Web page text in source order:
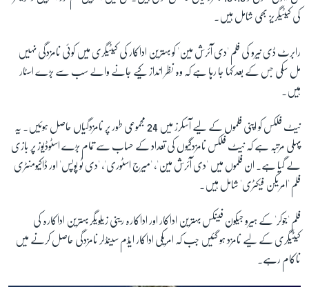
کی کیٹیگریز بھی شامل ہیں۔
رابرٹ ڈی نیرو کی فلم 'دی آئرش مین' کو بہترین اداکار کی کیٹیگری میں کوئی نامزدگی نہیں
مل سکی جس کے بعد کہا جا رہا ہے کہ وہ نظر انداز کیے جانے والے سب سے بڑے اسٹار
ہیں۔
نیٹ فلکس کو اپنی فلموں کے لیے آسکرز میں 24 مجموعی طور پر نامزدگیاں حاصل ہوئیں۔ یہ
پہلی مرتبہ ہے کہ نیٹ فلکس نامزدگیوں کی تعداد کے حساب سے تمام بڑے اسٹوڈیوز پر بازی
لے گیا ہے۔ ان فلموں میں 'دی آئرش مین'، 'میرج اسٹوری'، 'دی ٹو پوپس' اور ڈاکیومنٹری
فلم 'امریکن فیکٹری' شامل ہیں۔
فلم 'جوکر' کے ہیرو جیکون فینکس بہترین اداکار اور اداکارہ رینی زیلویگر بہترین اداکارہ کی
کیٹیگری کے لیے نامزد ہو گئیں جب کہ امریکی اداکار ایڈم سینڈلر نامزدگی حاصل کرنے میں
ناکام رہے۔